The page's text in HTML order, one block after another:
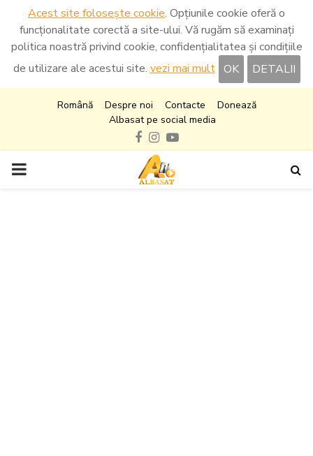
Acest site folosește cookie. Opțiunile cookie oferă o
funcționalitate corectă a site-ului. Vă rugăm să examinați
politica noastră privind cookie, confidențialitatea și condițiile
de utilizare ale acestui site. vezi mai mult OK DETALII
Română Despre noi Contacte
Donează
Albasat pe social media
Facebook
Instagram
Youtube
PRIMARY